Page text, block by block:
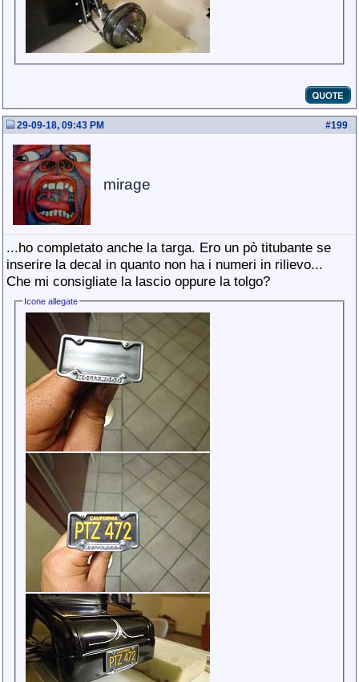
#199
29-09-18, 09:43 PM
mirage
...ho completato anche la targa. Ero un pò titubante se
inserire la decal in quanto non ha i numeri in rilievo...
Che mi consigliate la lascio oppure la tolgo?
Icone allegate